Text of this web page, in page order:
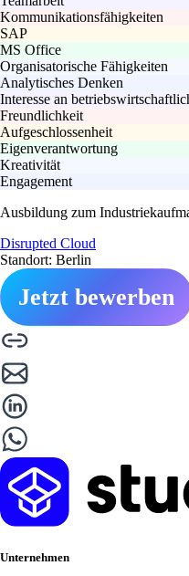
Kommunikationsfähigkeiten
SAP
MS Office
Organisatorische Fähigkeiten
Analytisches Denken
Interesse an
Freundlichkeit
Aufgeschlossenheit
Eigenverantwortung
Kreativität
Engagement
Ausbildung zum
Disrupted Cloud
Standort: Berlin
Jetzt bewerben
Unternehmen